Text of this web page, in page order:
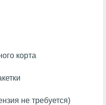
корта
не требуется)